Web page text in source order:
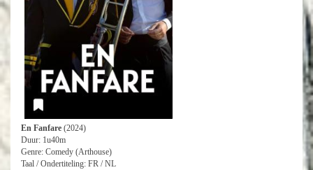
En Fanfare (2024)
Duur: 1u40m
Genre: Comedy (Arthouse)
Taal / Ondertiteling: FR / NL